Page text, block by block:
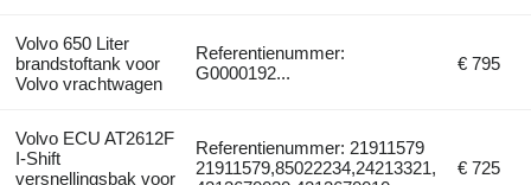
Volvo 650 Liter
brandstoftank voor
Volvo vrachtwagen
Referentienummer:
G0000192...
€ 795
Volvo ECU AT2612F
I-Shift
versnellingsbak voor
Referentienummer: 21911579
21911579,85022234,24213321,
€ 725